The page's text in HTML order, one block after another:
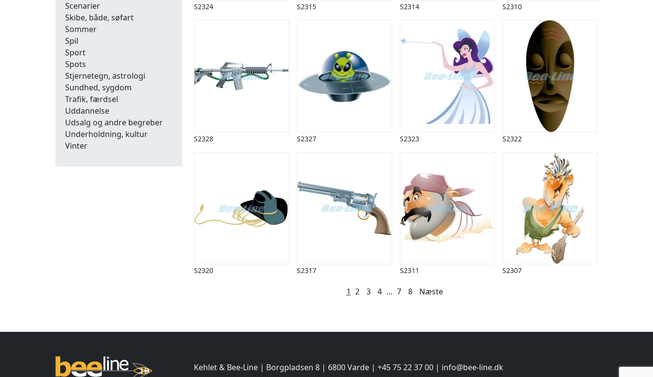
Scenarier
Skibe, både, søfart
Sommer
Spil
Sport
Spots
Stjernetegn, astrologi
Sundhed, sygdom
Trafik, færdsel
Uddannelse
Udsalg og andre begreber
Underholdning, kultur
Vinter
S2324 S2315 S2314 S2310
S2328 S2327 S2323 S2322
S2320 S2317 S2311 S2307
1 2 3 4 … 7 8 Næste
Kehlet & Bee-Line | Borgpladsen 8 | 6800 Varde | +45 75 22 37 00 | info@bee-line.dk